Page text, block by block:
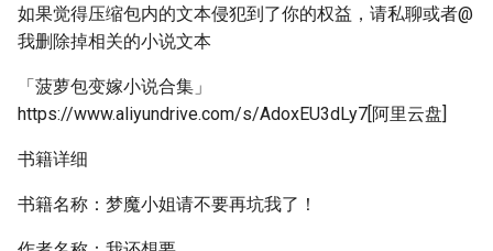
如果觉得压缩包内的文本侵犯到了你的权益，请私聊或者@
我删除掉相关的小说文本
「菠萝包变嫁小说合集」
https://www.aliyundrive.com/s/AdoxEU3dLy7[阿里云盘]
书籍详细
书籍名称：梦魔小姐请不要再坑我了！